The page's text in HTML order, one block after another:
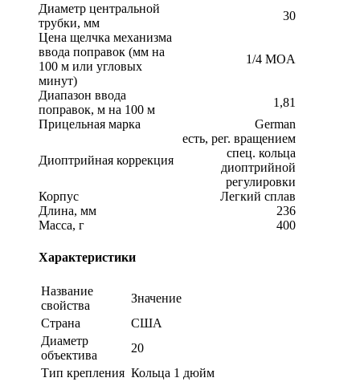
Диаметр центральной
трубки, мм
30
Цена щелчка механизма
ввода поправок (мм на
100 м или угловых
минут)
1/4 MOA
Диапазон ввода
поправок, м на 100 м
1,81
Прицельная марка
German
Диоптрийная коррекция
есть, рег. вращением
спец. кольца
диоптрийной
регулировки
Корпус
Легкий сплав
Длина, мм
236
Масса, г
400
Характеристики
Название
свойства
Значение
Страна
США
Диаметр
объектива
20
Тип крепления Кольца 1 дюйм